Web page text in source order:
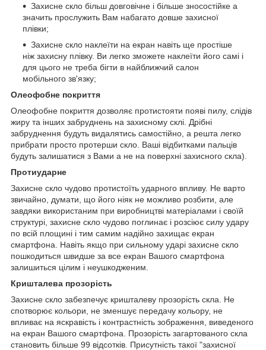
Захисне скло більш довговічне і більше зносостійке а
значить прослужить Вам набагато довше захисної
плівки;
Захисне скло наклеїти на екран навіть ще простіше
ніж захисну плівку. Ви легко зможете наклеїти його самі і
для цього не треба бігти в найближчий салон
мобільного зв'язку;
Олеофобне покриття
Олеофобне покриття дозволяє протистояти появі пилу, слідів
жиру та інших забруднень на захисному склі. Дрібні
забруднення будуть видалятись самостійно, а решта легко
прибрати просто протерши скло. Ваші відбитками пальців
будуть залишатися з Вами а не на поверхні захисного скла).
Протиударне
Захисне скло чудово протистоїть ударного впливу. Не варто
звичайно, думати, що його ніяк не можливо розбити, але
завдяки використаним при виробництві матеріалами і своїй
структурі, захисне скло чудово поглинає і розсіює силу удару
по всій площині і тим самим надійно захищає екран
смартфона. Навіть якщо при сильному ударі захисне скло
пошкодиться швидше за все екран Вашого смартфона
залишиться цілим і неушкодженим.
Кришталева прозорість
Захисне скло забезпечує кришталеву прозорість скла. Не
спотворює кольори, не зменшує передачу кольору, не
впливає на яскравість і контрастність зображення, виведеного
на екран Вашого смартфона. Прозорість загартованого скла
становить більше 99 відсотків. Присутність такої "захисної